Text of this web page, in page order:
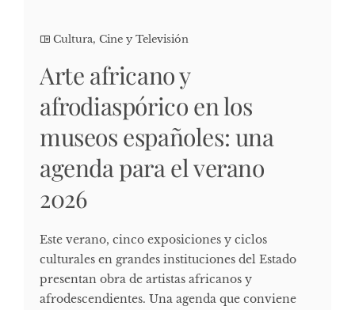
Cultura, Cine y Televisión
Arte africano y
afrodiaspórico en los
museos españoles: una
agenda para el verano
2026
Este verano, cinco exposiciones y ciclos
culturales en grandes instituciones del Estado
presentan obra de artistas africanos y
afrodescendientes. Una agenda que conviene